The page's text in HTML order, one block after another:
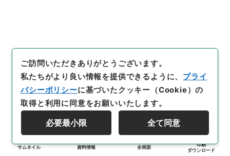
サムネイル 資料情報 全画面
印刷
ダウンロード
ご訪問いただきありがとうございます。
私たちがより良い情報を提供できるように、 プライ
バシーポリシーに基づいたクッキー（Cookie）の
取得と利用に同意をお願いいたします。
必要最小限 全て同意